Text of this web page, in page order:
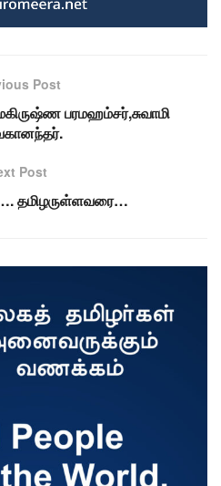
Post
பரமஹம்சர்,சுவாமி
Post
தமிழருள்ளவரை…